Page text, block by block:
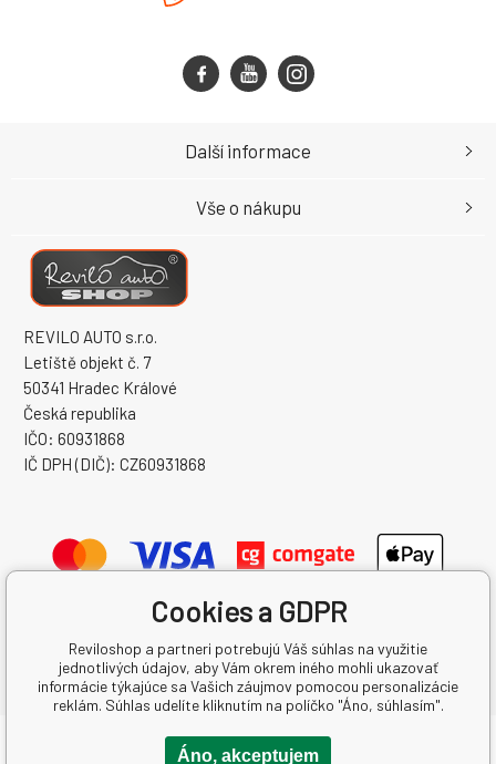
REVILO AUTO s.r.o.
Letiště objekt č. 7
50341 Hradec Králové
Česká republika
IČO: 60931868
IČ DPH (DIČ): CZ60931868
Další informace
Vše o nákupu
Copyright © 2026 REVILO AUTO s.r.o.
Cookies a GDPR
Reviloshop a partneri potrebujú Váš súhlas na využitie
jednotlivých údajov, aby Vám okrem iného mohli ukazovať
informácie týkajúce sa Vašich záujmov pomocou personalizácie
reklám. Súhlas udelíte kliknutím na políčko "Áno, súhlasím".
Áno, akceptujem